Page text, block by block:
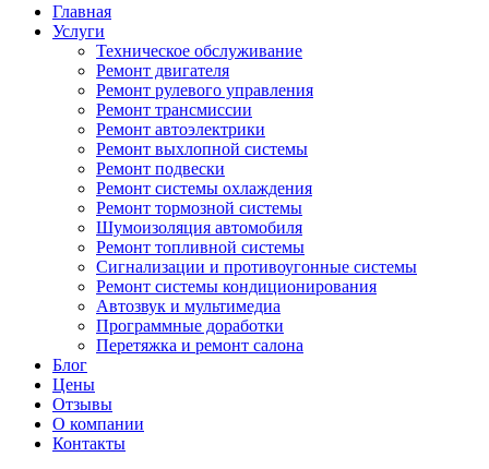
Главная
Услуги
Техническое обслуживание
Ремонт двигателя
Ремонт рулевого управления
Ремонт трансмиссии
Ремонт автоэлектрики
Ремонт выхлопной системы
Ремонт подвески
Ремонт системы охлаждения
Ремонт тормозной системы
Шумоизоляция автомобиля
Ремонт топливной системы
Сигнализации и противоугонные системы
Ремонт системы кондиционирования
Автозвук и мультимедиа
Программные доработки
Перетяжка и ремонт салона
Блог
Цены
Отзывы
О компании
Контакты